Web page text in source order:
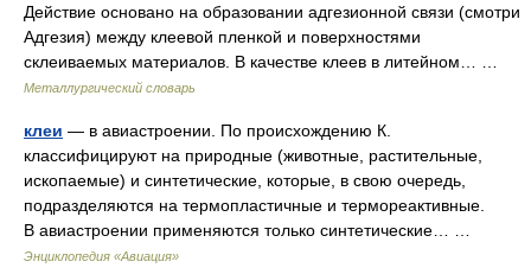
Действие основано на образовании адгезионной связи (смотри
Адгезия) между клеевой пленкой и поверхностями
склеиваемых материалов. В качестве клеев в литейном… …
Металлургический словарь
клеи — в авиастроении. По происхождению К.
классифицируют на природные (животные, растительные,
ископаемые) и синтетические, которые, в свою очередь,
подразделяются на термопластичные и термореактивные.
В авиастроении применяются только синтетические… …
Энциклопедия «Авиация»